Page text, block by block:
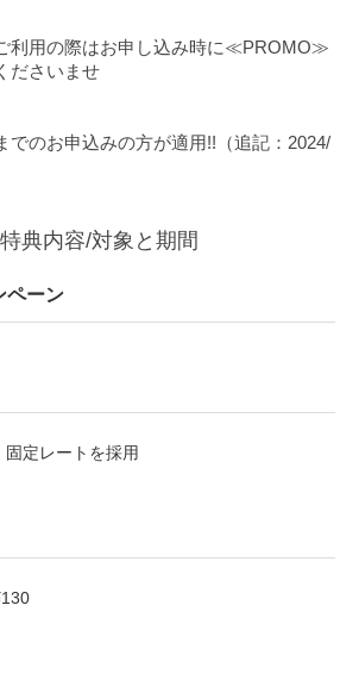
利用の際はお申し込み時に≪PROMO≫
ださいませ
でのお申込みの方が適用!!（追記：2024/
典内容/対象と期間
ペーン
定レートを採用